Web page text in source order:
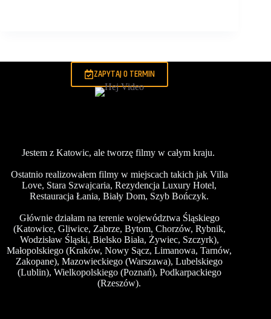
ZAPYTAJ O TERMIN
Jestem z Katowic, ale tworzę filmy w całym kraju.
Ostatnio realizowałem filmy w miejscach takich jak Villa
Love, Stara Szwajcaria,Rezydencja Luxury Hotel,
Restauracja Łania,Biały Dom, Szyb Bończyk.
Głównie działam na terenie województwa Śląskiego
(Katowice, Gliwice, Zabrze, Bytom, Chorzów, Rybnik,
Wodzisław Śląski, Bielsko Biała, Żywiec, Szczyrk),
Małopolskiego (Kraków, Nowy Sącz, Limanowa, Tarnów,
Zakopane), Mazowieckiego (Warszawa), Lubelskiego
(Lublin), Wielkopolskiego (Poznań), Podkarpackiego
(Rzeszów).